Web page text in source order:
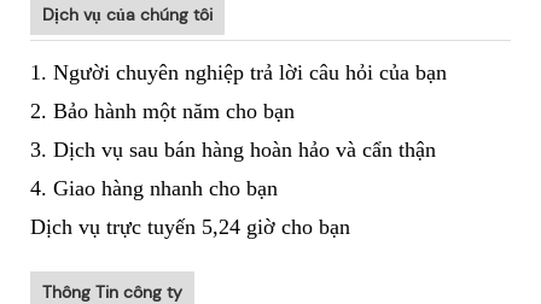
Dịch vụ của chúng tôi
1. Người chuyên nghiệp trả lời câu hỏi của bạn
2. Bảo hành một năm cho bạn
3. Dịch vụ sau bán hàng hoàn hảo và cẩn thận
4. Giao hàng nhanh cho bạn
Dịch vụ trực tuyến 5,24 giờ cho bạn
Thông Tin công ty